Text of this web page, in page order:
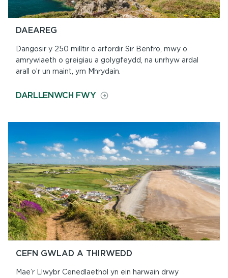
DAEAREG
Dangosir y 250 milltir o arfordir Sir Benfro, mwy o
amrywiaeth o greigiau a golygfeydd, na unrhyw ardal
arall o’r un maint, ym Mhrydain.
DARLLENWCH FWYON
CEFN GWLAD A THIRWEDD
Mae’r Llwybr Cenedlaethol yn ein harwain drwy